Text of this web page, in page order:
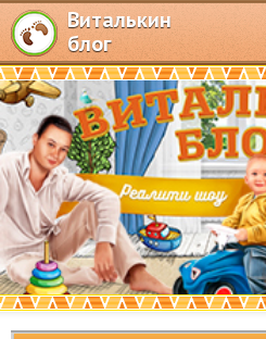
Виталькин
блог